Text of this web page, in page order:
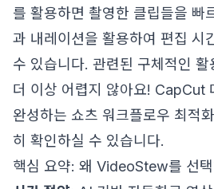
를 활용하면 촬영한 클립들을 빠
과 내레이션을 활용하여 편집 시
수 있습니다. 관련된 구체적인 활
더 이상 어렵지 않아요! CapCut
완성하는 쇼츠 워크플로우 최적화
히 확인하실 수 있습니다.
핵심 요약: 왜 VideoStew를 선